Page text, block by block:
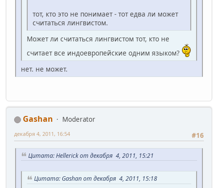
тот, кто это не понимает - тот едва ли может
считаться лингвистом.
Может ли считаться лингвистом тот, кто не
считает все индоевропейские одним языком?
нет. не может.
Gashan
Moderator
#16
декабря 4, 2011, 16:54
Цитата: Hellerick от декабря 4, 2011, 15:21
Цитата: Gashan от декабря 4, 2011, 15:18